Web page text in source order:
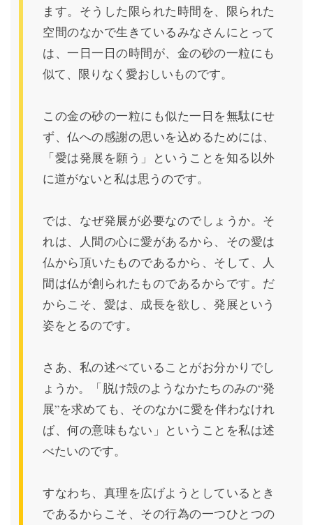
ます。そうした限られた時間を、限られた
空間のなかで生きているみなさんにとって
は、一日一日の時間が、金の砂の一粒にも
似て、限りなく愛おしいものです。
この金の砂の一粒にも似た一日を無駄にせ
ず、仏への感謝の思いを込めるためには、
「愛は発展を願う」ということを知る以外
に道がないと私は思うのです。
では、なぜ発展が必要なのでしょうか。そ
れは、人間の心に愛があるから、その愛は
仏から頂いたものであるから、そして、人
間は仏が創られたものであるからです。だ
からこそ、愛は、成長を欲し、発展という
姿をとるのです。
さあ、私の述べていることがお分かりでし
ょうか。「脱け殻のようなかたちのみの“発
展”を求めても、そのなかに愛を伴わなけれ
ば、何の意味もない」ということを私は述
べたいのです。
すなわち、真理を広げようとしているとき
であるからこそ、その行為の一つひとつの